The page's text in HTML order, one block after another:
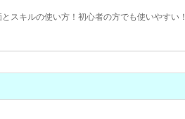
スキルの使い方！初心者の方でも使いやすい！